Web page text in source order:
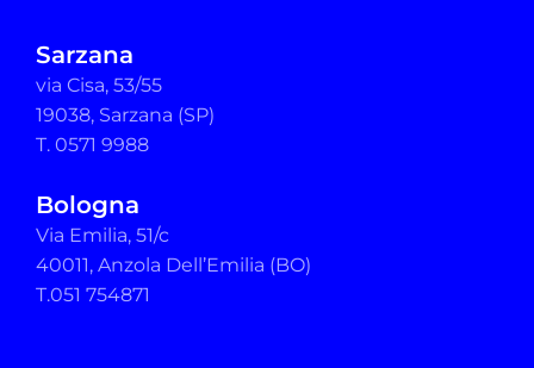
Sarzana
via Cisa, 53/55
19038, Sarzana (SP)
T. 0571 9988
Bologna
Via Emilia, 51/c
40011, Anzola Dell’Emilia (BO)
T.051 754871